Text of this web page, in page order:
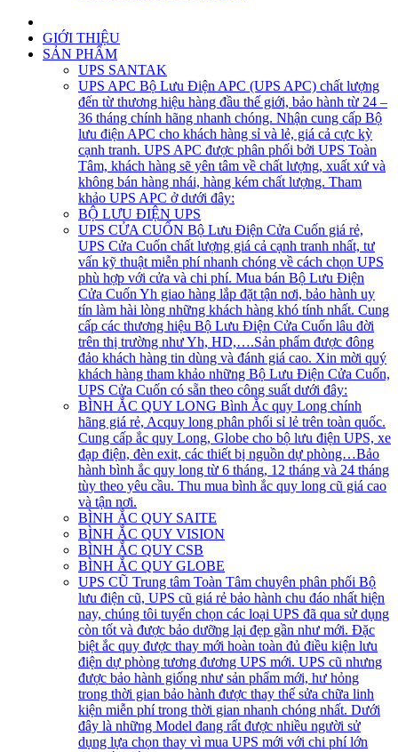
GIỚI THIỆU
SẢN PHẨM
UPS SANTAK
UPS APC Bộ Lưu Điện APC (UPS APC) chất lượng
đến từ thương hiệu hàng đầu thế giới, bảo hành từ 24 –
36 tháng chính hãng nhanh chóng. Nhận cung cấp Bộ
lưu điện APC cho khách hàng sỉ và lẻ, giá cả cực kỳ
cạnh tranh. UPS APC được phân phối bởi UPS Toàn
Tâm, khách hàng sẽ yên tâm về chất lượng, xuất xứ và
không bán hàng nhái, hàng kém chất lượng. Tham
khảo UPS APC ở dưới đây:
BỘ LƯU ĐIỆN UPS
UPS CỬA CUỐN Bộ Lưu Điện Cửa Cuốn giá rẻ,
UPS Cửa Cuốn chất lượng giá cả cạnh tranh nhất, tư
vấn kỹ thuật miễn phí nhanh chóng về cách chọn UPS
phù hợp với cửa và chi phí. Mua bán Bộ Lưu Điện
Cửa Cuốn Yh giao hàng lắp đặt tận nơi, bảo hành uy
tín làm hài lòng những khách hàng khó tính nhất. Cung
cấp các thương hiệu Bộ Lưu Điện Cửa Cuốn lâu đời
trên thị trường như Yh, HD,….Sản phẩm được đông
đảo khách hàng tin dùng và đánh giá cao. Xin mời quý
khách hàng tham khảo những Bộ Lưu Điện Cửa Cuốn,
UPS Cửa Cuốn có sẵn theo công suất dưới đây:
BÌNH ẮC QUY LONG Bình Ắc quy Long chính
hãng giá rẻ, Acquy long phân phối sỉ lẻ trên toàn quốc.
Cung cấp ắc quy Long, Globe cho bộ lưu điện UPS, xe
đạp điện, đèn exit, các thiết bị nguồn dự phòng…Bảo
hành bình ắc quy long từ 6 tháng, 12 tháng và 24 tháng
tùy theo yêu cầu. Thu mua bình ắc quy long cũ giá cao
và tận nơi.
BÌNH ẮC QUY SAITE
BÌNH ẮC QUY VISION
BÌNH ẮC QUY CSB
BÌNH ẮC QUY GLOBE
UPS CŨ Trung tâm Toàn Tâm chuyên phân phối Bộ
lưu điện cũ, UPS cũ giá rẻ bảo hành chu đáo nhất hiện
nay, chúng tôi tuyển chọn các loại UPS đã qua sử dụng
còn tốt và được bảo dưỡng lại đẹp gần như mới. Đặc
biệt ắc quy được thay mới hoàn toàn đủ điều kiện lưu
điện dự phòng tương đương UPS mới. UPS cũ nhưng
được bảo hành giống như sản phẩm mới, hư hỏng
trong thời gian bảo hành được thay thế sửa chữa linh
kiện miễn phí trong thời gian nhanh chóng nhất. Dưới
đây là những Model đang rất được nhiều người sử
dụng lựa chọn thay vì mua UPS mới với chi phí lớn